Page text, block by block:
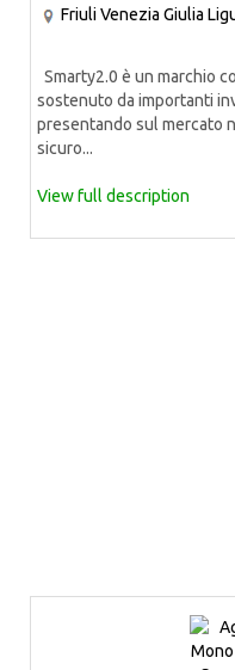
Friuli Venezia Giulia
Smarty2.0 è un marchio
sostenuto da importanti
presentando sul mercato
sicuro...
View full description